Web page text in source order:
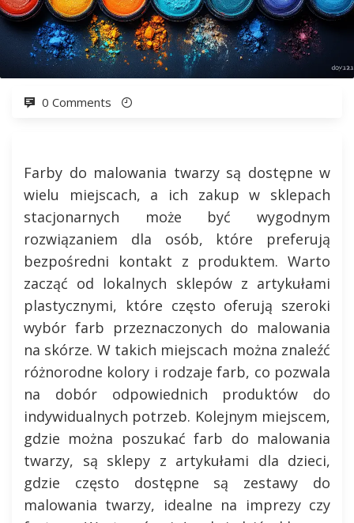
0 Comments
Farby do malowania twarzy są dostępne w
wielu miejscach, a ich zakup w sklepach
stacjonarnych może być wygodnym
rozwiązaniem dla osób, które preferują
bezpośredni kontakt z produktem. Warto
zacząć od lokalnych sklepów z artykułami
plastycznymi, które często oferują szeroki
wybór farb przeznaczonych do malowania
na skórze. W takich miejscach można znaleźć
różnorodne kolory i rodzaje farb, co pozwala
na dobór odpowiednich produktów do
indywidualnych potrzeb. Kolejnym miejscem,
gdzie można poszukać farb do malowania
twarzy, są sklepy z artykułami dla dzieci,
gdzie często dostępne są zestawy do
malowania twarzy, idealne na imprezy czy